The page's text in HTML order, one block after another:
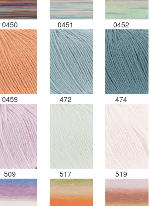
0450 0451 0452
0459 472 474
509 517 519